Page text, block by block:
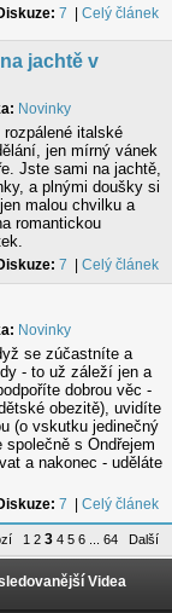
Celý článek
7
jachtě v
Novinky
italské
jen mírný vánek
Jste sami na jachtě,
a plnými doušky si
malou chvilku a
romantickou
Celý článek
7
Novinky
se zúčastníte a
- to už záleží jen a
dobrou věc -
obezitě), uvidíte
(o vskutku jedinečný
společně s Ondřejem
a nakonec - uděláte
Celý článek
7
1 2 3 4 5 6... 64 Další
Videa